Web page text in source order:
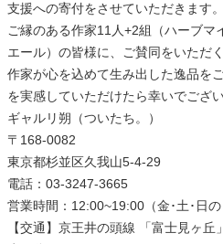
支援への寄付をさせていただきます
ご縁のある作家11人+2組（ハーブマ
エール）の皆様に、ご賛同をいただ
作家が心を込めて生み出した逸品を
を実感していただけたら幸いでござい
ギャルリ朔（ついたち。）
〒168-0082
東京都杉並区久我山5-4-29
電話：03-3247-3665
営業時間：12:00~19:00（金･土･日
【交通】京王井の頭線 「富士見ヶ